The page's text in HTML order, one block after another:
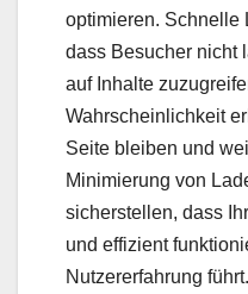
optimieren. Schnelle
dass Besucher nicht
auf Inhalte
Wahrscheinlichkeit
Seite bleiben und
Minimierung von
sicherstellen, dass
und effizient
Nutzererfahrung